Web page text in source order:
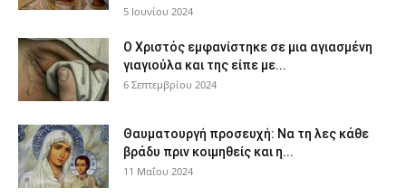
5 Ιουνίου 2024
Ο Χριστός εμφανίστηκε σε μια αγιασμένη
γιαγιούλα και της είπε με...
6 Σεπτεμβρίου 2024
Θαυματουργή προσευχή: Να τη λες κάθε
βράδυ πριν κοιμηθείς και η...
11 Μαΐου 2024